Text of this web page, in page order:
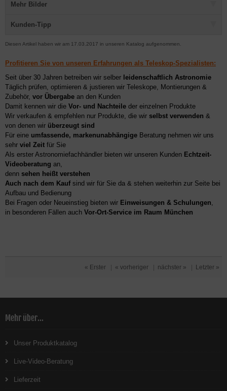
Mehr Bilder
Kunden-Tipp
Diesen Artikel haben wir am 17.03.2017 in unseren Katalog aufgenommen.
Profitieren Sie von unseren Erfahrungen als Teleskop-Spezialisten:
Seit über 30 Jahren betreiben wir selber leidenschaftlich Astronomie
Täglich prüfen, optimieren & justieren wir Teleskope, Montierungen &
Zubehör, vor Übergabe an den Kunden
Damit kennen wir die Vor- und Nachteile der einzelnen Produkte
Wir verkaufen & empfehlen nur Produkte, die wir selbst verwenden &
von denen wir überzeugt sind
Für eine umfassende, markenunabhängige Beratung nehmen wir uns
sehr viel Zeit für Sie
Als erster Astronomiefachhändler bieten wir unseren Kunden Echtzeit-
Videoberatung an,
denn sehen heißt verstehen
Auch nach dem Kaufsind wir für Sie da & stehen weiterhin zur Seite bei
Aufbau und Bedienung
Bei Fragen oder Neueinstieg bieten wir Einweisungen & Schulungen,
in besonderen Fällen auch Vor-Ort-Service im Raum München
« Erster « vorheriger nächster » Letzter »
Mehr über...
Unser Produktkatalog
Live-Video-Beratung
Lieferzeit